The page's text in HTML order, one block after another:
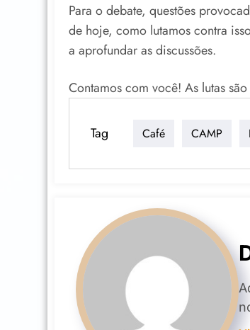
Para o debate, questões
de hoje, como lutamos contra
a aprofundar as discussões.
Contamos com você! As lutas
Tag Café CAMP